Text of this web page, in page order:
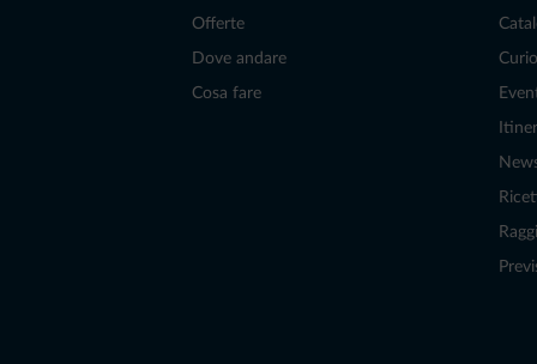
Offerte
Dove andare
Cosa fare